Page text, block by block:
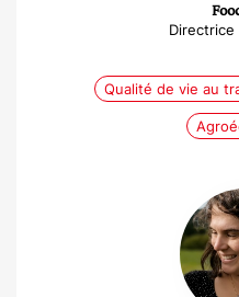
Directrice
Qualité de vie au